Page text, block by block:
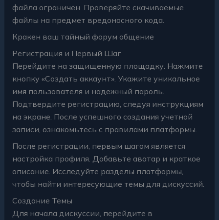
файла ограничен. Проверяйте скачиваемые
файлы на предмет вредоносного кода.
Кракен ваш тайный форум общение
Регистрация и Первый Шаг
Перейдите на защищенную площадку. Нажмите
кнопку «Создать аккаунт». Укажите уникальное
имя пользователя и надежный пароль.
Подтвердите регистрацию, следуя инструкциям
на экране. После успешного создания учетной
записи, ознакомьтесь с правилами платформы.
После регистрации, первым шагом является
настройка профиля. Добавьте аватар и краткое
описание. Исследуйте разделы платформы,
чтобы найти интересующие темы для дискуссий.
Создание Темы
Для начала дискуссии, перейдите в